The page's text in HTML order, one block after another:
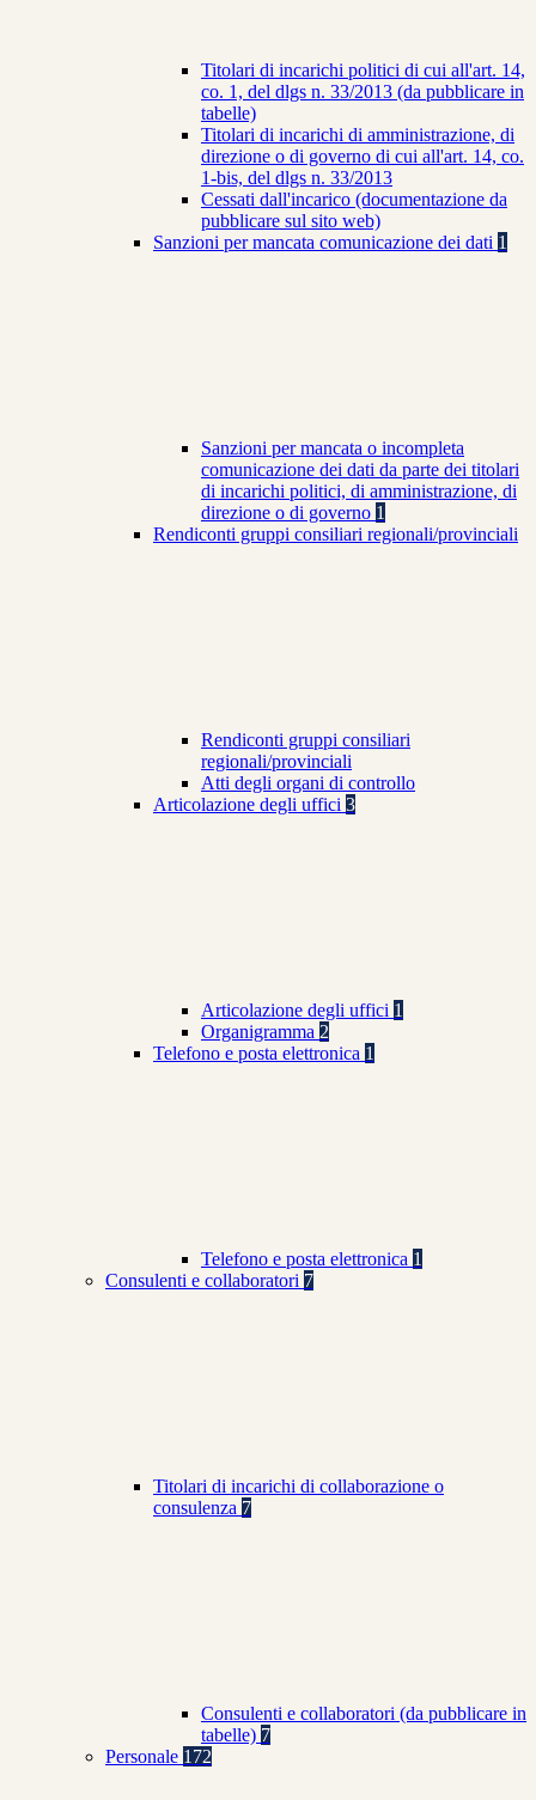
Titolari di incarichi politici di cui all'art. 14,
co. 1, del dlgs n. 33/2013 (da pubblicare in
tabelle)
Titolari di incarichi di amministrazione, di
direzione o di governo di cui all'art. 14, co.
1-bis, del dlgs n. 33/2013
Cessati dall'incarico (documentazione da
pubblicare sul sito web)
Sanzioni per mancata comunicazione dei dati 1
Sanzioni per mancata o incompleta
comunicazione dei dati da parte dei titolari
di incarichi politici, di amministrazione, di
direzione o di governo 1
Rendiconti gruppi consiliari regionali/provinciali
Rendiconti gruppi consiliari
regionali/provinciali
Atti degli organi di controllo
Articolazione degli uffici 3
Articolazione degli uffici 1
Organigramma 2
Telefono e posta elettronica 1
Telefono e posta elettronica 1
Consulenti e collaboratori 7
Titolari di incarichi di collaborazione o
consulenza 7
Consulenti e collaboratori (da pubblicare in
tabelle) 7
Personale 172